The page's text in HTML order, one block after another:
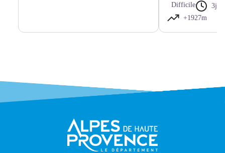
Difficile
3j
+1927m